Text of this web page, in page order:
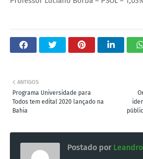
ANTIGOS
Programa Universidade para
Todos tem edital 2020 lançado na
Bahia
Postado por